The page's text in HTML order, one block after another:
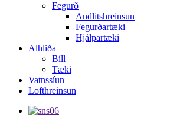
Fegurð
Andlitshreinsun
Fegurðartæki
Hjálpartæki
Alhliða
Bíll
Tæki
Vatnssíun
Lofthreinsun